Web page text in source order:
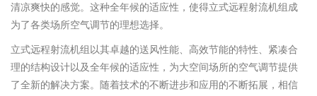
清凉爽快的感觉。这种全年候的适应性，使得立式远程射流机组成
为了各类场所空气调节的理想选择。
立式远程射流机组以其卓越的送风性能、高效节能的特性、紧凑合
理的结构设计以及全年候的适应性，为大空间场所的空气调节提供
了全新的解决方案。随着技术的不断进步和应用的不断拓展，相信